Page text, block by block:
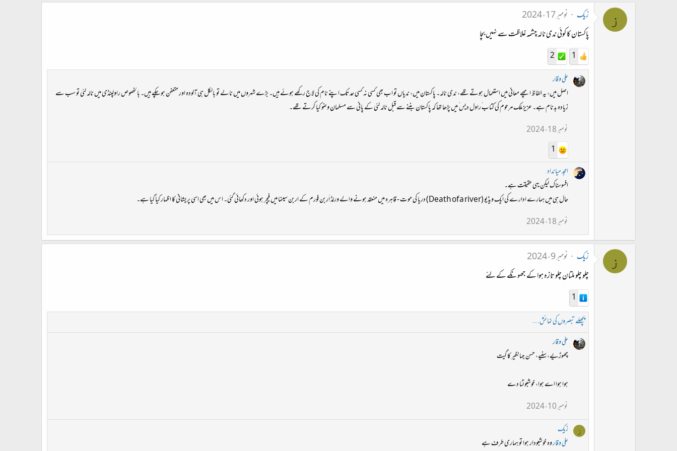
ز زیک
نومبر 17، 2024
پاکستان کا کوئی ندی نالہ چشمہ غلاظت سے نہیں بچا
1
2
علی وقار
اصل میں، یہ الفاظ اچھے معانی میں استعمال ہوتے تھے، ندی نالہ۔ پاکستان میں، ندیاں تو اب بھی کسی نہ کسی حد تک اپنے نام کی لاج رکھے ہوئے ہیں۔ بڑے شہروں میں نالے تو بالکل ہی آلودہ اور متعفن ہو چکے ہیں۔ بالخصوص راولپنڈی میں نالہ لئی تو سب سے
زیادہ بدنام ہے۔ عزیز ملک مرحوم کی کتاب ٰراول دیس ٰ میں پڑھا تھا کہ پاکستان بننے سے قبل نالہ لئی کے پانی سے مسلمان وضو کیا کرتے تھے۔
نومبر 18، 2024
1
امجد میانداد
افسوسناک لیکن یہی حقیقت ہے۔
حال ہی میں ہمارے ادارے کی ایک ویڈیو (Death of a river) دریا کی موت - قاہرہ میں منعقد ہونے والے ورلڈ اَربن فورم کے اربن سینما میں فیچر ہوئی اور دکھائی گئی۔ اس میں بھی اسی پریشانی کا اظہار کیا گیا ہے۔
نومبر 18، 2024
ز زیک
نومبر 9، 2024
چلو چلو ملتان چلو تازہ ہوا کے جھونکے کے لئے
1
پچھلے تبصروں کی نمائش…
علی وقار
چھوڑیے، سنیے، حسن جہانگیر کا گیت
ہوا ہوا اے ہوا، خوشبو لُٹا دے
نومبر 10، 2024
ز
زیک
علی وقاروہ خوشبودار ہوا تو ہماری طرف ہے